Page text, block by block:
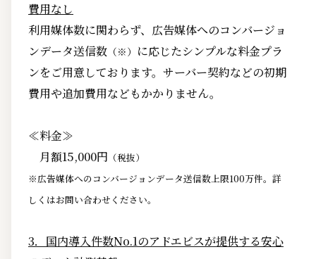
費用なし
利用媒体数に関わらず、広告媒体へのコンバージョ
ンデータ送信数 （※） に応じたシンプルな料金プラ
ンをご用意しております。サーバー契約などの初期
費用や追加費用などもかかりません。
≪料金≫
月額15,000円 （税抜）
※広告媒体へのコンバージョンデータ送信数上限100万件。詳
しくはお問い合わせください。
3．国内導入件数No.1のアドエビスが提供する安心